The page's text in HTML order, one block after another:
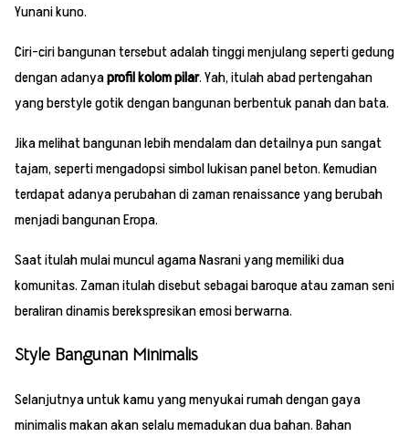
Yunani kuno.
Ciri-ciri bangunan tersebut adalah tinggi menjulang seperti gedung
dengan adanyaprofil kolom pilar. Yah, itulah abad pertengahan
yang berstyle gotik dengan bangunan berbentuk panah dan bata.
Jika melihat bangunan lebih mendalam dan detailnya pun sangat
tajam, seperti mengadopsi simbol lukisan panel beton. Kemudian
terdapat adanya perubahan di zaman renaissance yang berubah
menjadi bangunan Eropa.
Saat itulah mulai muncul agama Nasrani yang memiliki dua
komunitas. Zaman itulah disebut sebagai baroque atau zaman seni
beraliran dinamis berekspresikan emosi berwarna.
Style Bangunan Minimalis
Selanjutnya untuk kamu yang menyukai rumah dengan gaya
minimalis makan akan selalu memadukan dua bahan. Bahan